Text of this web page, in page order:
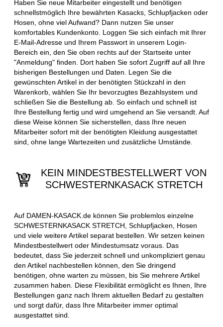
Haben Sie neue Mitarbeiter eingestellt und benötigen
schnellstmöglich Ihre bewährten Kasacks, Schlupfjacken oder
Hosen, ohne viel Aufwand? Dann nutzen Sie unser
komfortables Kundenkonto. Loggen Sie sich einfach mit Ihrer
E-Mail-Adresse und Ihrem Passwort in unserem Login-
Bereich ein, den Sie oben rechts auf der Startseite unter
"Anmeldung" finden. Dort haben Sie sofort Zugriff auf all Ihre
bisherigen Bestellungen und Daten. Legen Sie die
gewünschten Artikel in der benötigten Stückzahl in den
Warenkorb, wählen Sie Ihr bevorzugtes Bezahlsystem und
schließen Sie die Bestellung ab. So einfach und schnell ist
Ihre Bestellung fertig und wird umgehend an Sie versandt. Auf
diese Weise können Sie sicherstellen, dass Ihre neuen
Mitarbeiter sofort mit der benötigten Kleidung ausgestattet
sind, ohne lange Wartezeiten und zusätzliche Umstände.
KEIN MINDESTBESTELLWERT VON
SCHWESTERNKASACK STRETCH
Auf DAMEN-KASACK.de können Sie problemlos einzelne
SCHWESTERNKASACK STRETCH, Schlupfjacken, Hosen
und viele weitere Artikel separat bestellen. Wir setzen keinen
Mindestbestellwert oder Mindestumsatz voraus. Das
bedeutet, dass Sie jederzeit schnell und unkompliziert genau
den Artikel nachbestellen können, den Sie dringend
benötigen, ohne warten zu müssen, bis Sie mehrere Artikel
zusammen haben. Diese Flexibilität ermöglicht es Ihnen, Ihre
Bestellungen ganz nach Ihrem aktuellen Bedarf zu gestalten
und sorgt dafür, dass Ihre Mitarbeiter immer optimal
ausgestattet sind.